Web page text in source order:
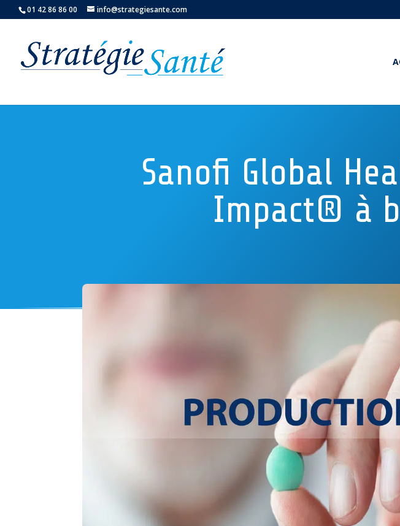
01 42 86 86 00 info@strategiesante.com
Sanofi Global
Impact® à